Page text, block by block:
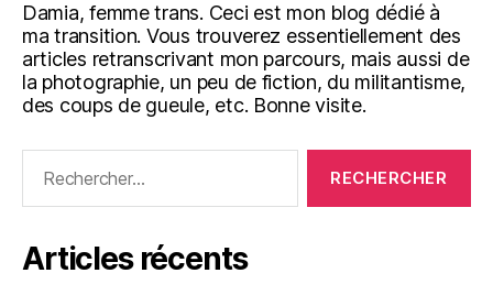
Damia, femme trans. Ceci est mon blog dédié à
ma transition. Vous trouverez essentiellement des
articles retranscrivant mon parcours, mais aussi de
la photographie, un peu de fiction, du militantisme,
des coups de gueule, etc. Bonne visite.
Articles récents